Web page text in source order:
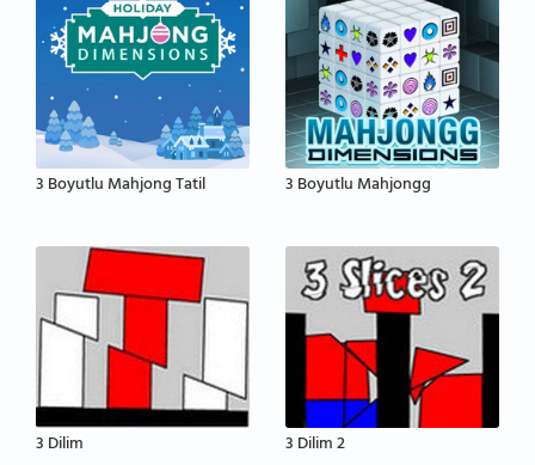
3 Boyutlu Mahjong Tatil 3 Boyutlu Mahjongg
3 Dilim 3 Dilim 2